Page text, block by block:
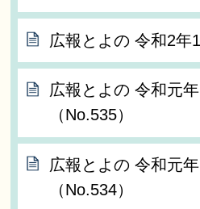
広報とよの 令和2年
広報とよの 令和元
（No.535）
広報とよの 令和元
（No.534）